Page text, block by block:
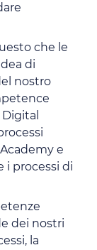
che le
di
nostro
e
i processi di
dei nostri
la